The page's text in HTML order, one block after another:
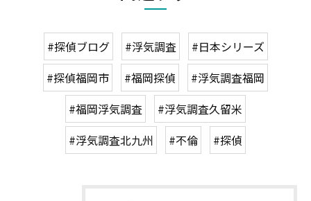
#探偵ブログ #浮気調査
#日本シリーズ
#探偵福岡市
#福岡探偵
#浮気調査福岡
#福岡浮気調査
#浮気調査久留米
#浮気調査北九州
#不倫 #探偵